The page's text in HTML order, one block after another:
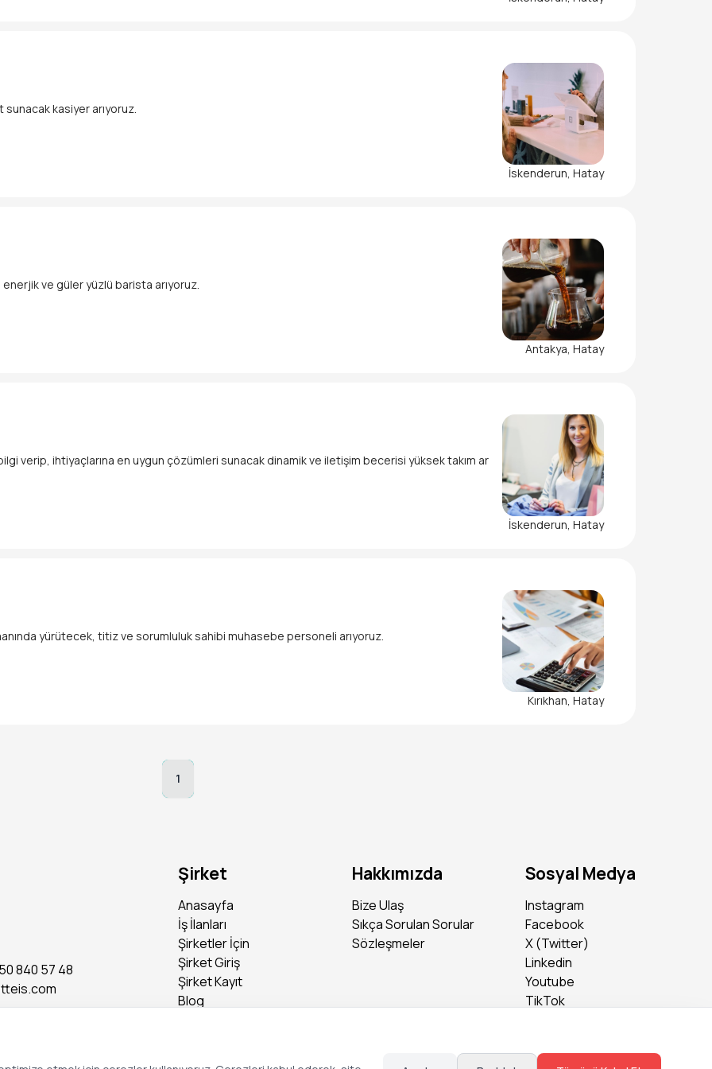
vermek
İskenderun, Hatay
kasiyer arıyoruz.
Antakya, Hatay
ve güler yüzlü barista arıyoruz.
İskenderun, Hatay
verip, ihtiyaçlarına en uygun çözümleri sunacak dinamik ve iletişim becerisi yüksek takım ar
Kırıkhan, Hatay
yürütecek, titiz ve sorumluluk sahibi muhasebe personeli arıyoruz.
1
840 57 48
Şirket
Anasayfa
İş İlanları
Şirketler İçin
Şirket Giriş
Şirket Kayıt
Blog
Hakkımızda
Bize Ulaş
Sıkça Sorulan Sorular
Sözleşmeler
Sosyal Medya
Instagram
Facebook
X (Twitter)
Linkedin
Youtube
TikTok